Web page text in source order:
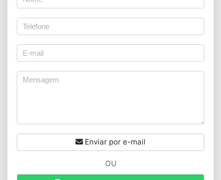
Enviar por e-mail
OU